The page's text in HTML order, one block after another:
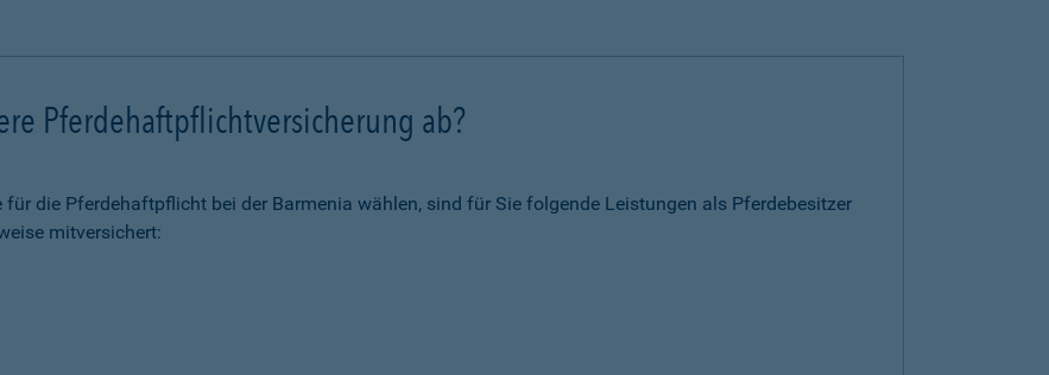
Pferdehaftpflichtversicherung ab?
die Pferdehaftpflicht bei der Barmenia wählen, sind für Sie folgende Leistungen als Pferdebesitzer
mitversichert: